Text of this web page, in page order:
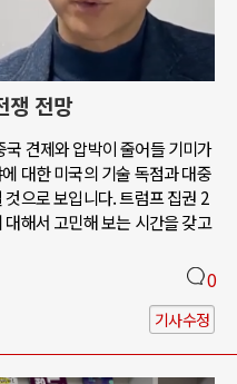
쟁 전망
견제와 압박이 줄어들 기미가
대한 미국의 기술 독점과 대중
으로 보입니다. 트럼프 집권 2
대해서 고민해 보는 시간을 갖고
0
기사수정